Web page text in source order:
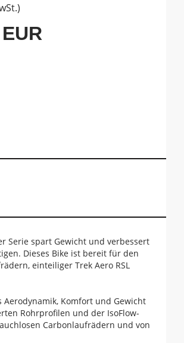
Serie spart Gewicht und verbessert
Dieses Bike ist bereit für den
einteiliger Trek Aero RSL
Komfort und Gewicht
Rohrprofilen und der IsoFlow-
Carbonlaufrädern und von